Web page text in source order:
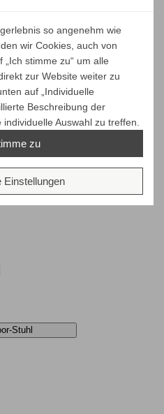
so angenehm wie
wir Cookies, auch von
stimme zu“ um alle
zur Website weiter zu
auf „Individuelle
Beschreibung der
Auswahl zu treffen.
zu
Einstellungen